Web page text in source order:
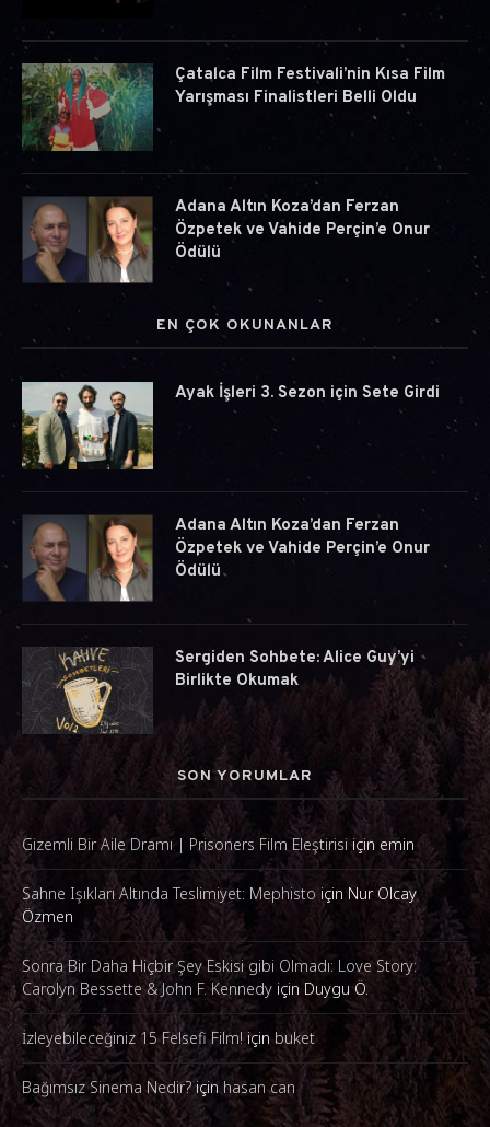
Çatalca Film Festivali’nin Kısa Film
Yarışması Finalistleri Belli Oldu
Adana Altın Koza’dan Ferzan
Özpetek ve Vahide Perçin’e Onur
Ödülü
EN ÇOK OKUNANLAR
Ayak İşleri 3. Sezon için Sete Girdi
Adana Altın Koza’dan Ferzan
Özpetek ve Vahide Perçin’e Onur
Ödülü
Sergiden Sohbete: Alice Guy’yi
Birlikte Okumak
SON YORUMLAR
Gizemli Bir Aile Dramı | Prisoners Film Eleştirisi için emin
Sahne Işıkları Altında Teslimiyet: Mephisto için Nur Olcay
Özmen
Sonra Bir Daha Hiçbir Şey Eskisi gibi Olmadı: Love Story:
Carolyn Bessette & John F. Kennedy için Duygu Ö.
İzleyebileceğiniz 15 Felsefi Film!içinbuket
Bağımsız Sinema Nedir?içinhasan can